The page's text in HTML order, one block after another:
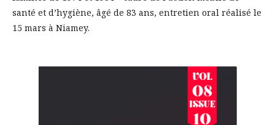
santé et d’hygiène, âgé de 83 ans, entretien oral réalisé le
15 mars à Niamey.